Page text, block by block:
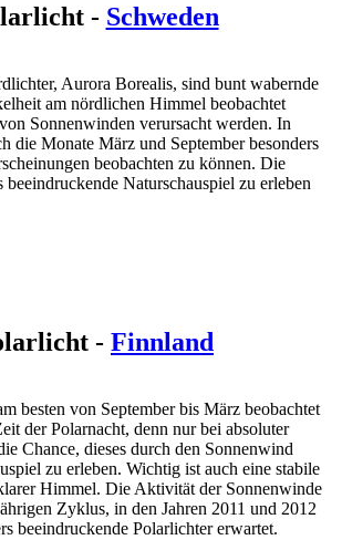
- Schweden
Aurora Borealis, sind bunt wabernde
am nördlichen Himmel beobachtet
Sonnenwinden verursacht werden. In
die Monate März und September besonders
beobachten zu können. Die
beeindruckende Naturschauspiel zu erleben
- Finnland
besten von September bis März beobachtet
der Polarnacht, denn nur bei absoluter
Chance, dieses durch den Sonnenwind
zu erleben. Wichtig ist auch eine stabile
Himmel. Die Aktivität der Sonnenwinde
Zyklus, in den Jahren 2011 und 2012
beeindruckende Polarlichter erwartet.